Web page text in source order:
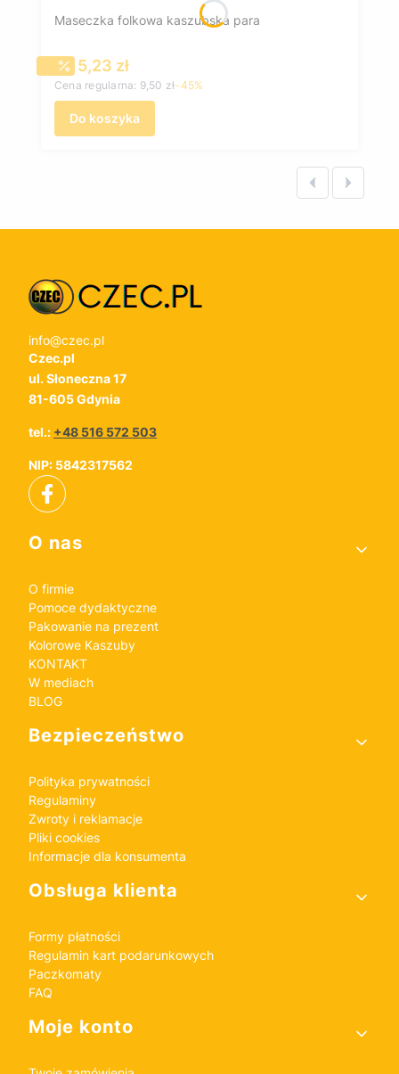
Maseczka folkowa kaszubska para
Cena promocyjna
5,23 zł
Cena regularna: 9,50 zł-45%
Do koszyka
info@czec.pl
Czec.pl
ul. Słoneczna 17
81-605 Gdynia
tel.: +48 516 572 503
NIP: 5842317562
Linki w stopce
O nas
O firmie
Pomoce dydaktyczne
Pakowanie na prezent
Kolorowe Kaszuby
KONTAKT
W mediach
BLOG
Bezpieczeństwo
Polityka prywatności
Regulaminy
Zwroty i reklamacje
Pliki cookies
Informacje dla konsumenta
Obsługa klienta
Formy płatności
Regulamin kart podarunkowych
Paczkomaty
FAQ
Moje konto